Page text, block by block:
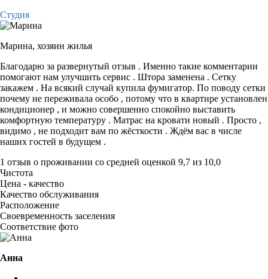
Студия
Марина, хозяин жилья
Благодарю за развернутый отзыв . Именно такие комментарии
помогают нам улучшить сервис . Штора заменена . Сетку
закажем . На всякий случай купила фумигатор. По поводу сетки
почему не переживала особо , потому что в квартире установлен
кондиционер , и можно совершенно спокойно выставить
комфортную температуру . Матрас на кровати новый . Просто ,
видимо , не подходит вам по жёсткости . Ждём вас в числе
наших гостей в будущем .
1 отзыв о проживании со средней оценкой 9,7 из 10,0
Чистота
Цена - качество
Качество обслуживания
Расположение
Своевременность заселения
Соответствие фото
Анна